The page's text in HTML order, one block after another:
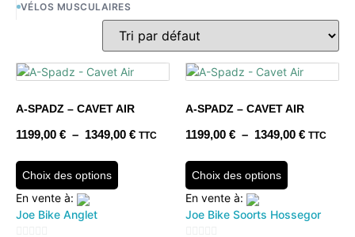
VÉLOS MUSCULAIRES
A-SPADZ – CAVET AIR
1199,00 € – 1349,00 € TTC
Choix des options
En vente à:
Joe Bike Anglet
A-SPADZ – CAVET AIR
1199,00 € – 1349,00 € TTC
Choix des options
En vente à:
Joe Bike Soorts Hossegor